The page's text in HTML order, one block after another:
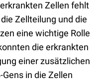
Zellen fehlt
Zellteilung und die
eine wichtige Rolle
die erkrankten
einer zusätzlichen
Gens in die Zellen